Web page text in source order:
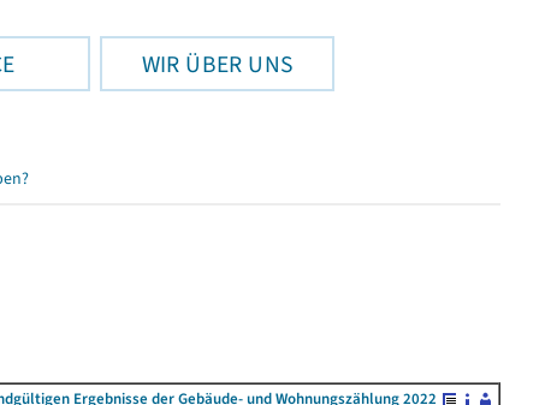
WIR ÜBER UNS
Ergebnisse der Gebäude- und Wohnungszählung 2022